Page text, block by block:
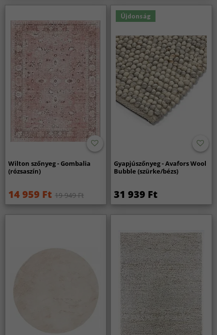
Wilton szőnyeg - Gombalia
(rózsaszín)
14 959 Ft 19 949 Ft
Újdonság
Gyapjúszőnyeg - Avafors Wool
Bubble (szürke/bézs)
31 939 Ft